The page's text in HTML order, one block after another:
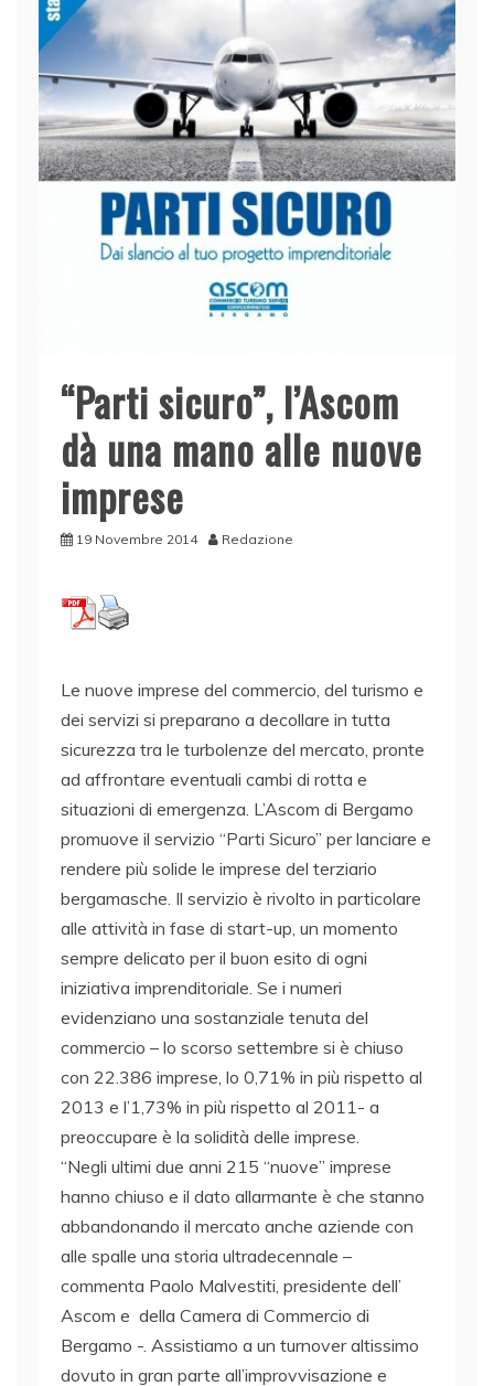
“Parti sicuro”, l’Ascom
dà una mano alle nuove
imprese
19 Novembre 2014 Redazione
Le nuove imprese del commercio, del turismo e
dei servizi si preparano a decollare in tutta
sicurezza tra le turbolenze del mercato, pronte
ad affrontare eventuali cambi di rotta e
situazioni di emergenza. L’Ascom di Bergamo
promuove il servizio “Parti Sicuro” per lanciare e
rendere più solide le imprese del terziario
bergamasche. Il servizio è rivolto in particolare
alle attività in fase di start-up, un momento
sempre delicato per il buon esito di ogni
iniziativa imprenditoriale. Se i numeri
evidenziano una sostanziale tenuta del
commercio – lo scorso settembre si è chiuso
con 22.386 imprese, lo 0,71% in più rispetto al
2013 e l’1,73% in più rispetto al 2011- a
preoccupare è la solidità delle imprese.
“Negli ultimi due anni 215 “nuove” imprese
hanno chiuso e il dato allarmante è che stanno
abbandonando il mercato anche aziende con
alle spalle una storia ultradecennale –
commenta Paolo Malvestiti, presidente dell’
Ascom e della Camera di Commercio di
Bergamo -. Assistiamo a un turnover altissimo
dovuto in gran parte all’improvvisazione e